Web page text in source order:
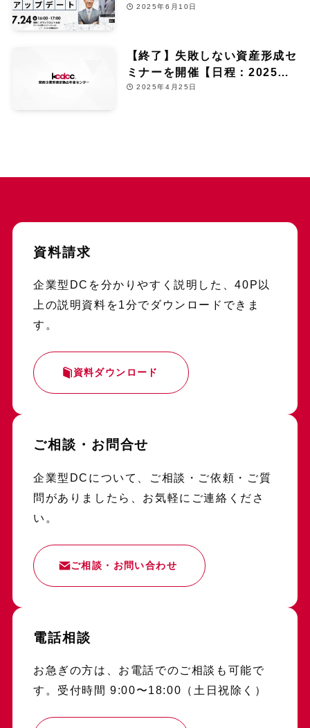
2025年6月10日
【終了】失敗しない資産形成セ
ミナーを開催【日程：2025年6
月13日】
2025年4月25日
資料請求
企業型DCを分かりやすく説明した、40P以
上の説明資料を1分でダウンロードできま
す。
資料ダウンロード
ご相談・お問合せ
企業型DCについて、ご相談・ご依頼・ご質
問がありましたら、お気軽にご連絡くださ
い。
ご相談・お問い合わせ
電話相談
お急ぎの方は、お電話でのご相談も可能で
す。受付時間 9:00〜18:00（土日祝除く）